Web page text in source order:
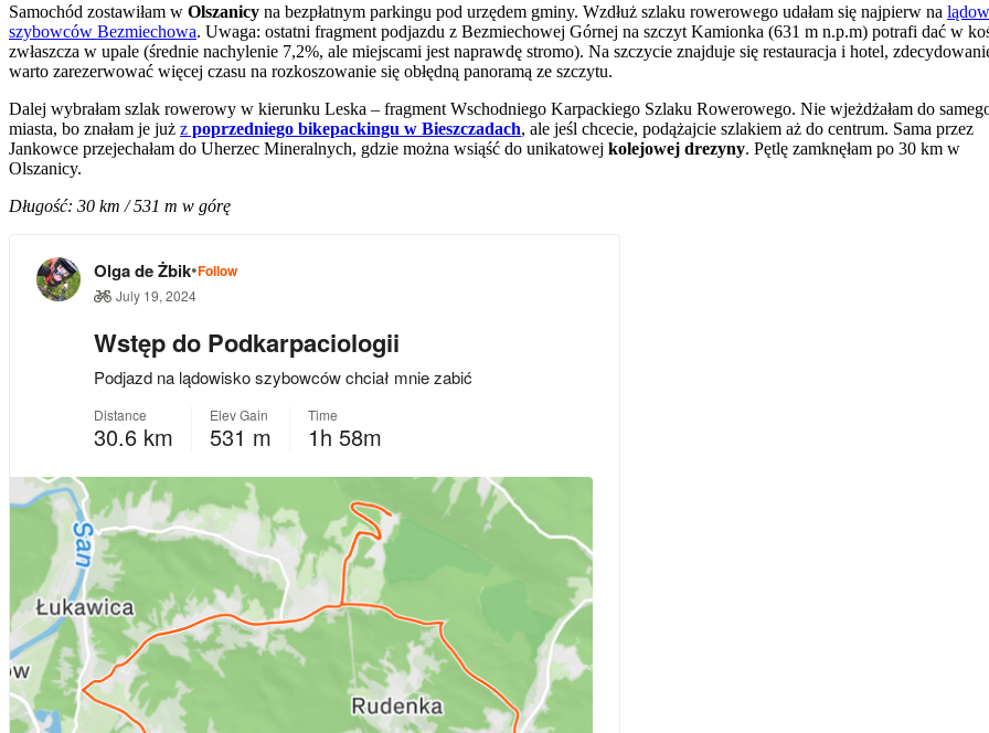
Samochód zostawiłam w Olszanicy na bezpłatnym parkingu pod urzędem gminy. Wzdłuż szlaku rowerowego udałam się najpierw na
szybowców Bezmiechowa. Uwaga: ostatni fragment podjazdu z Bezmiechowej Górnej na szczyt Kamionka (631 m n.p.m) potrafi dać w
zwłaszcza w upale (średnie nachylenie 7,2%, ale miejscami jest naprawdę stromo). Na szczycie znajduje się restauracja i hotel,
warto zarezerwować więcej czasu na rozkoszowanie się obłędną panoramą ze szczytu.
Dalej wybrałam szlak rowerowy w kierunku Leska – fragment Wschodniego Karpackiego Szlaku Rowerowego. Nie wjeżdżałam do
miasta, bo znałam je już z poprzedniego bikepackingu w Bieszczadach, ale jeśl chcecie, podążajcie szlakiem aż do centrum. Sama przez
Jankowce przejechałam do Uherzec Mineralnych, gdzie można wsiąść do unikatowej kolejowej drezyny. Pętlę zamknęłam po 30 km w
Olszanicy.
Długość: 30 km / 531 m w górę